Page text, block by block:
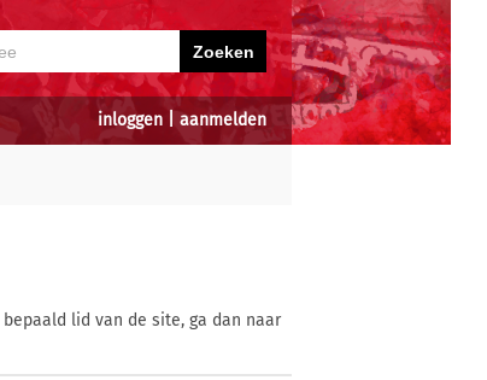
inloggen aanmelden
lid van de site, ga dan naar